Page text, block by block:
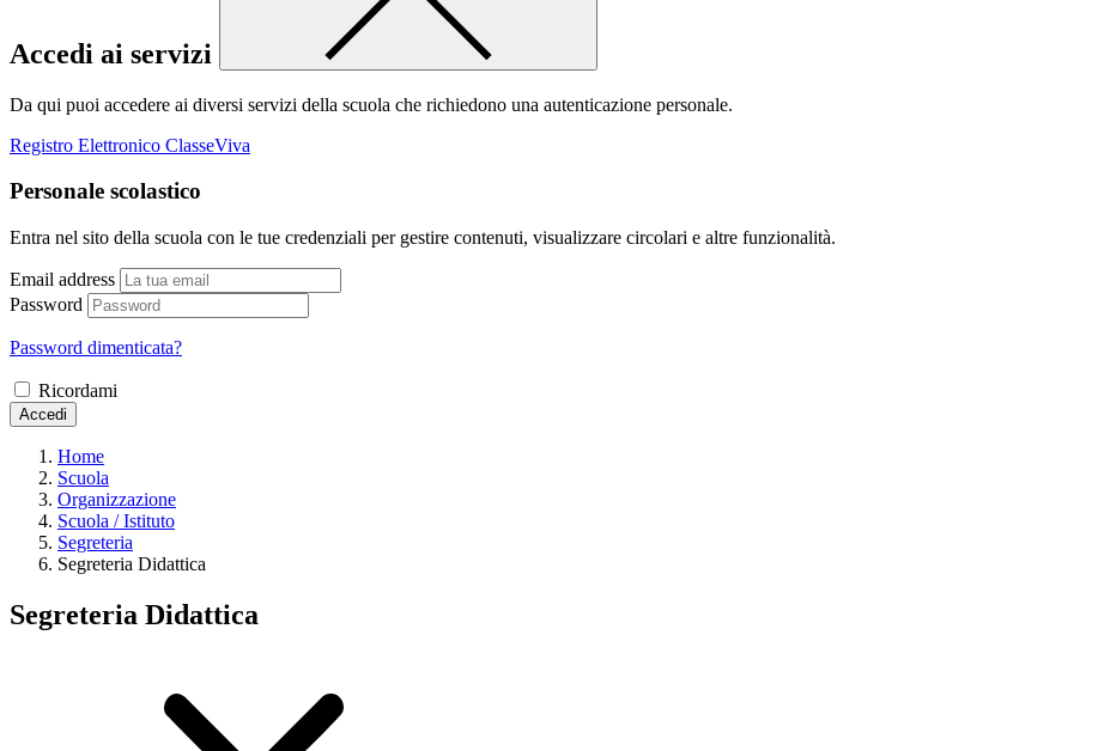
Accedi ai servizi
Da qui puoi accedere ai diversi servizi della scuola che richiedono una autenticazione personale.
Registro Elettronico ClasseViva
Personale scolastico
Entra nel sito della scuola con le tue credenziali per gestire contenuti, visualizzare circolari e altre funzionalità.
Email address
Password
Password dimenticata?
Ricordami
Accedi
Home
Scuola
Organizzazione
Scuola / Istituto
Segreteria
Segreteria Didattica
Segreteria Didattica